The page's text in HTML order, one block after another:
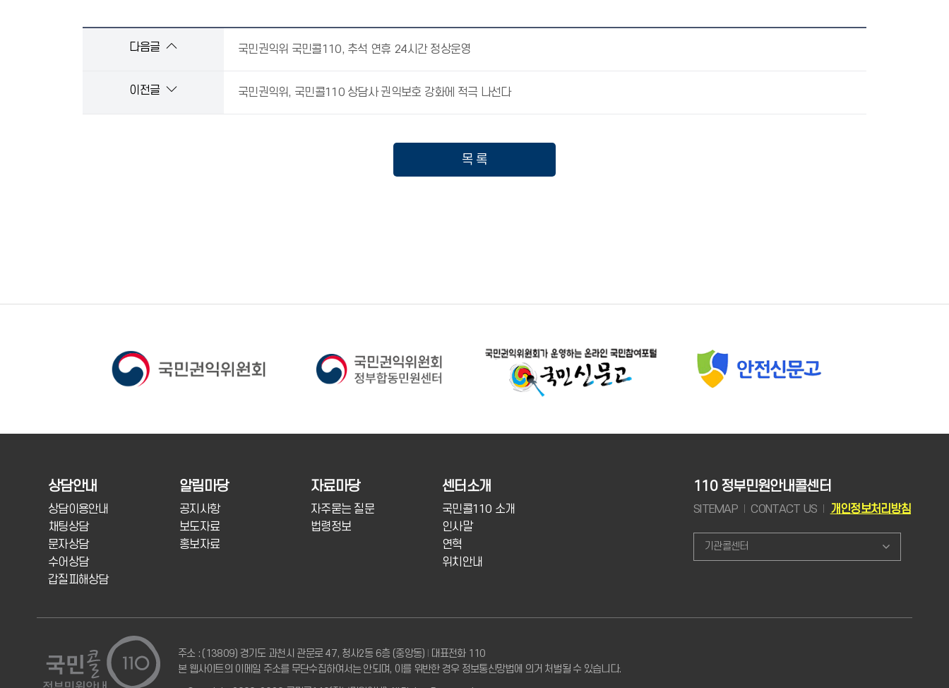
다음글 국민권익위 국민콜110, 추석 연휴 24시간 정상운영
이전글 국민권익위, 국민콜110 상담사 권익보호 강화에 적극 나선다
목 록
상담안내
상담이용안내
채팅상담
문자상담
수어상담
갑질피해상담
알림마당
공지사항
보도자료
홍보자료
자료마당
자주묻는 질문
법령정보
센터소개
국민콜110 소개
인사말
연혁
위치안내
110 정부민원안내콜센터
SITEMAP CONTACT US 개인정보처리방침
기관콜센터
주소 : (13809) 경기도 과천시 관문로 47, 청사2동 6층 (중앙동)
대표전화 110
본 웹사이트의 이메일 주소를 무단수집하여서는 안되며, 이를 위반한 경우 정보통신망법에 의거 처벌될 수 있습니다.